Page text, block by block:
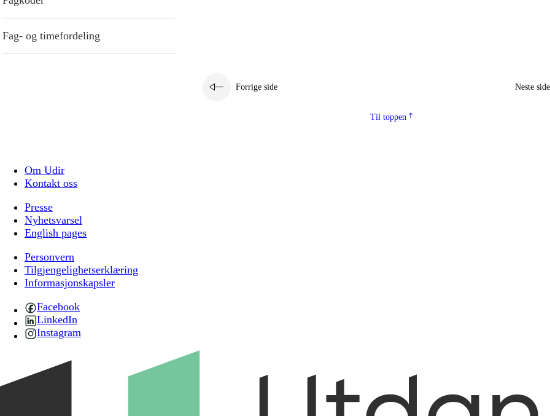
Fag- og timefordeling
Forrige side Neste side
Til toppen
Om Udir
Kontakt oss
Presse
Nyhetsvarsel
English pages
Personvern
Tilgjengelighetserklæring
Informasjonskapsler
Facebook
LinkedIn
Instagram